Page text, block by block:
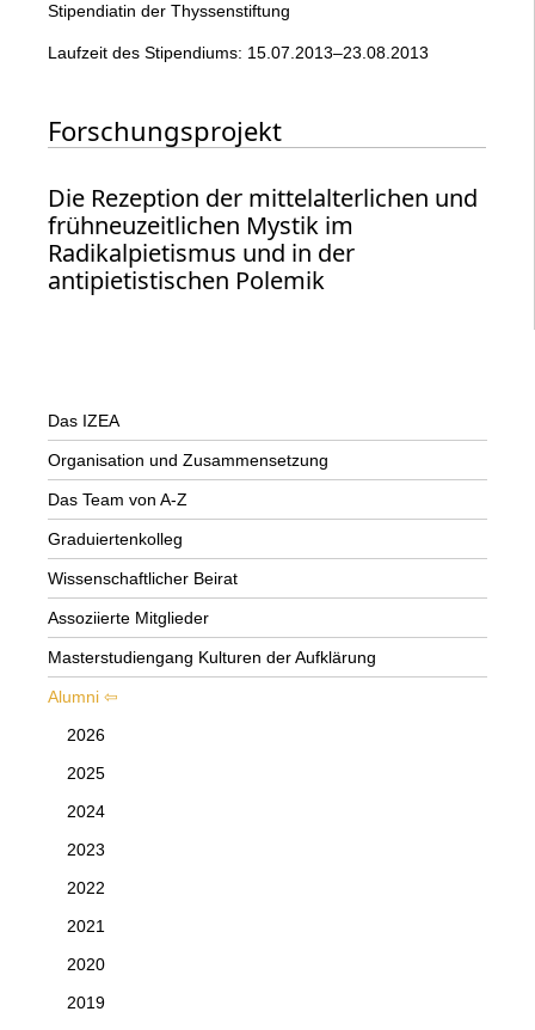
Stipendiatin der Thyssenstiftung
Laufzeit des Stipendiums: 15.07.2013–23.08.2013
Forschungsprojekt
Die Rezeption der mittelalterlichen und
frühneuzeitlichen Mystik im
Radikalpietismus und in der
antipietistischen Polemik
Das IZEA
Organisation und Zusammensetzung
Das Team von A-Z
Graduiertenkolleg
Wissenschaftlicher Beirat
Assoziierte Mitglieder
Masterstudiengang Kulturen der Aufklärung
Alumni
2026
2025
2024
2023
2022
2021
2020
2019